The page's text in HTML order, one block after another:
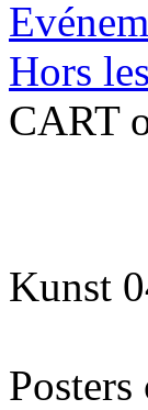
Hors
CART
Kunst